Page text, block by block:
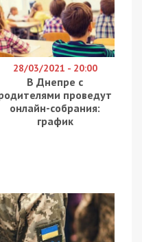
28/03/2021 - 20:00
В Днепре с
проведут
онлайн-собрания:
график